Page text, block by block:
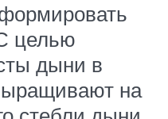
целью
дыни в
на